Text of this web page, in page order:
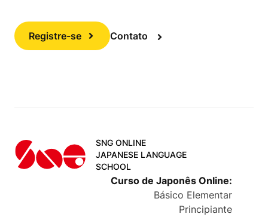
Registre-se Contato
SNG ONLINE
JAPANESE LANGUAGE
SCHOOL
Curso de Japonês Online:
Básico Elementar
Principiante